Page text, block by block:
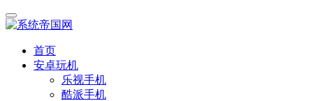
首页
安卓玩机
乐视手机
酷派手机